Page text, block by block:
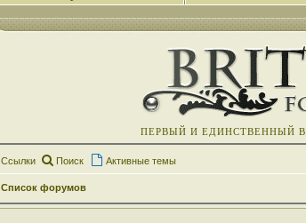
ПЕРВЫЙ И ЕДИНСТВЕННЫЙ
Ссылки Поиск Активные темы
Список форумов